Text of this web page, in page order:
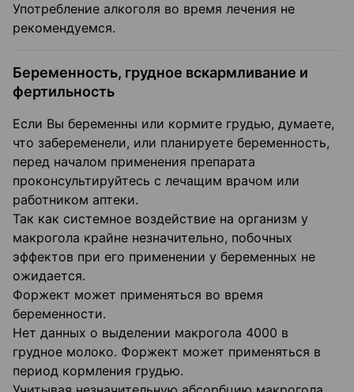
Употребление алкоголя во время лечения не
рекомендуемся.
Беременность, грудное вскармливание и
фертильность
Если Вы беременны или кормите грудью, думаете,
что забеременели, или планируете беременность,
перед началом применения препарата
проконсультируйтесь с лечащим врачом или
работником аптеки.
Так как системное воздействие на организм у
макрогола крайне незначительно, побочных
эффектов при его применении у беременных не
ожидается.
Форжект может применяться во время
беременности.
Нет данных о выделении макрогола 4000 в
грудное молоко. Форжект может применяться в
период кормления грудью.